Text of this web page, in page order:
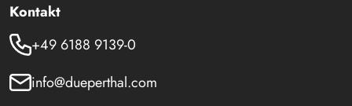
Kontakt
+49 6188 9139-0
info@dueperthal.com